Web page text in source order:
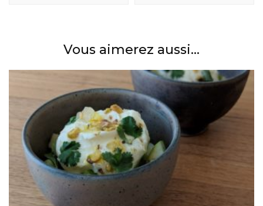
Vous aimerez aussi...